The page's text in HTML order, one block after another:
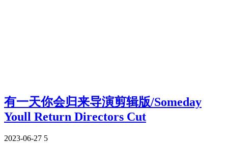
有一天你会归来导演剪辑版/Someday
Youll Return Directors Cut
2023-06-27 5